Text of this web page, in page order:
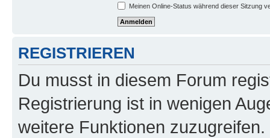
Meinen Online-Status während dieser Sitzung
REGISTRIEREN
Du musst in diesem Forum
Registrierung ist in wenigen
weitere Funktionen